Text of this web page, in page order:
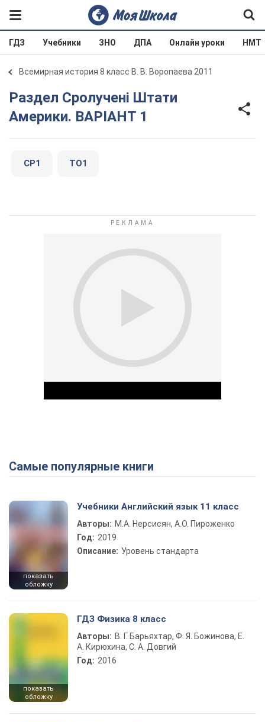
ГДЗ Учебники ЗНО ДПА Онлайн уроки НМТ
Всемирная история 8 класс В. В. Воропаева 2011
Раздел Сролучені Штати
Америки. ВАРІАНТ 1
СР1 ТО1
Play Video
Самые популярные книги
показать
обложку
Учебники Английский язык 11 класс
Авторы: М.А. Нерсисян, А.О. Пироженко
Год: 2019
Описание: Уровень стандарта
показать
обложку
ГДЗ Физика 8 класс
Авторы: В. Г. Барьяхтар, Ф. Я. Божинова, Е.
А. Кирюхина, С. А. Довгий
Год: 2016